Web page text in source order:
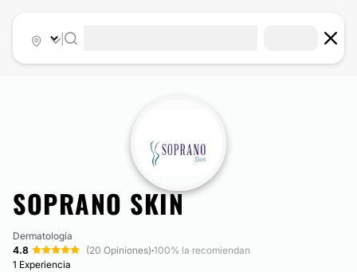
SOPRANO SKIN
Dermatología
4.8
(20 Opiniones)·100% la recomiendan
1 Experiencia